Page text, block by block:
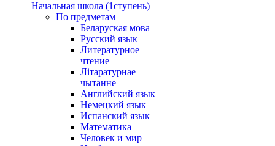
Начальная школа (1ступень)
По предметам
Беларуская мова
Русский язык
Литературное
чтение
Літаратурнае
чытанне
Английский язык
Немецкий язык
Испанский язык
Математика
Человек и мир